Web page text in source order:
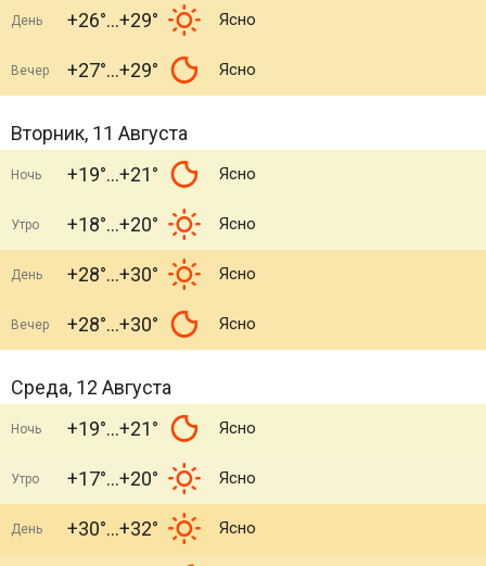
День +26° +29° Ясно
Вечер +27° +29° Ясно
Вторник, 11 Августа
Ночь +19° +21° Ясно
Утро +18° +20° Ясно
День +28° +30° Ясно
Вечер +28° +30° Ясно
Среда, 12 Августа
Ночь +19° +21° Ясно
Утро +17° +20° Ясно
День +30° +32° Ясно